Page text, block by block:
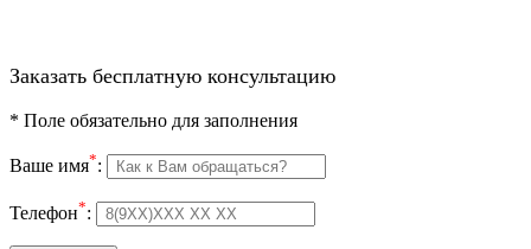
Заказать бесплатную консультацию
* Поле обязательно для заполнения
Ваше имя*:
Телефон*: